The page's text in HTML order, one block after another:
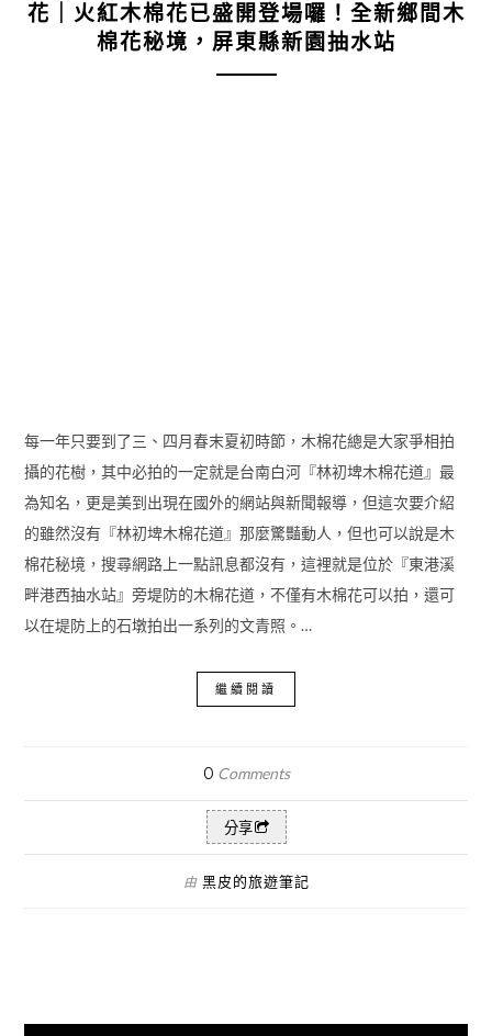
花｜火紅木棉花已盛開登場囉！全新鄉間木
棉花秘境，屏東縣新園抽水站
每一年只要到了三、四月春末夏初時節，木棉花總是大家爭相拍
攝的花樹，其中必拍的一定就是台南白河『林初埤木棉花道』最
為知名，更是美到出現在國外的網站與新聞報導，但這次要介紹
的雖然沒有『林初埤木棉花道』那麼驚豔動人，但也可以說是木
棉花秘境，搜尋網路上一點訊息都沒有，這裡就是位於『東港溪
畔港西抽水站』旁堤防的木棉花道，不僅有木棉花可以拍，還可
以在堤防上的石墩拍出一系列的文青照。…
繼續閱讀
0 Comments
分享
由 黑皮的旅遊筆記